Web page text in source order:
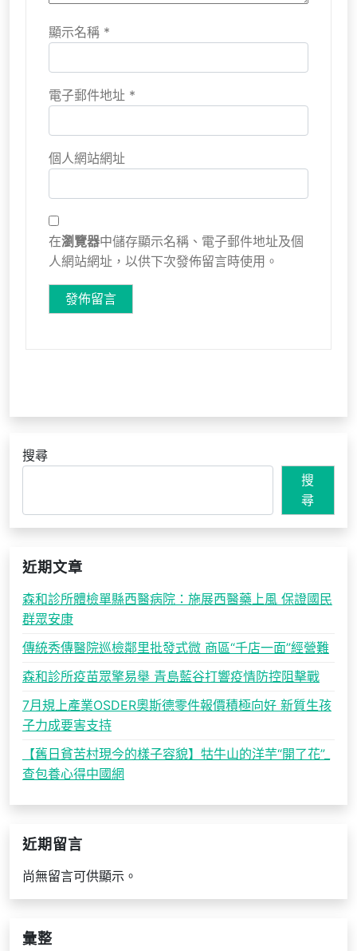
顯示名稱 *
電子郵件地址 *
個人網站網址
在瀏覽器中儲存顯示名稱、電子郵件地址及個
人網站網址，以供下次發佈留言時使用。
搜尋
搜
尋
近期文章
森和診所體檢單縣西醫病院：施展西醫藥上風 保證國民
群眾安康
傳統秀傳醫院巡檢鄰里批發式微 商區“千店一面”經營難
森和診所疫苗眾擎易舉 青島藍谷打響疫情防控阻擊戰
7月規上產業OSDER奧斯德零件報價積極向好 新質生孩
子力成要害支持
【舊日貧苦村現今的樣子容貌】牯牛山的洋芋“開了花”_
查包養心得中國網
近期留言
尚無留言可供顯示。
彙整